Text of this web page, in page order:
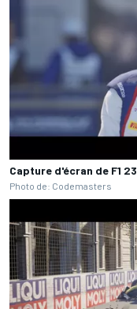
Capture d'écran de F1 23
Photo de: Codemasters